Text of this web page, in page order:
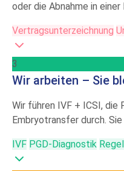
oder die Abnahme in
Vertragsunterzeichnung
3
Wir arbeiten – Sie
Wir führen IVF + ICSI, die
Embryotransfer durch.
IVF PGD-Diagnostik